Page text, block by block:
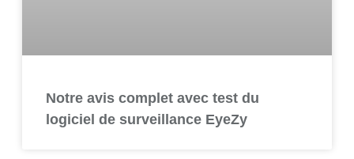
Notre avis complet avec test du
logiciel de surveillance EyeZy